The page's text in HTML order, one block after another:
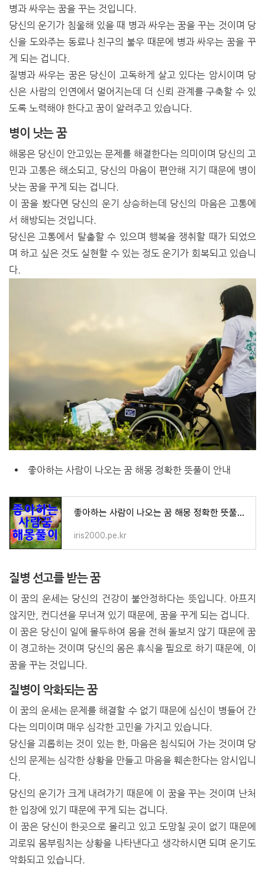
병과 싸우는 꿈을 꾸는 것입니다.
당신의 운기가 침울해 있을 때 병과 싸우는 꿈을 꾸는 것이며 당
신을 도와주는 동료나 친구의 불우 때문에 병과 싸우는 꿈을 꾸
게 되는 겁니다.
질병과 싸우는 꿈은 당신이 고독하게 살고 있다는 암시이며 당
신은 사람의 인연에서 멀어지는데 더 신뢰 관계를 구축할 수 있
도록 노력해야 한다고 꿈이 알려주고 있습니다.
병이 낫는 꿈
해몽은 당신이 안고있는 문제를 해결한다는 의미이며 당신의 고
민과 고통은 해소되고, 당신의 마음이 편안해 지기 때문에 병이
낫는 꿈을 꾸게 되는 겁니다.
이 꿈을 봤다면 당신의 운기 상승하는데 당신의 마음은 고통에
서 해방되는 것입니다.
당신은 고통에서 탈출할 수 있으며 행복을 쟁취할 때가 되었으
며 하고 싶은 것도 실현할 수 있는 정도 운기가 회복되고 있습니
다.
좋아하는 사람이 나오는 꿈 해몽 정확한 뜻풀이 안내
좋아하는 사람이 나오는 꿈 해몽 정확한 뜻풀이 안내
iris2000.pe.kr
질병 선고를 받는 꿈
이 꿈의 운세는 당신의 건강이 불안정하다는 뜻입니다. 아프지
않지만, 컨디션을 무너져 있기 때문에, 꿈을 꾸게 되는 겁니다.
이 꿈은 당신이 일에 몰두하여 몸을 전혀 돌보지 않기 때문에 꿈
이 경고하는 것이며 당신의 몸은 휴식을 필요로 하기 때문에, 이
꿈을 꾸는 것입니다.
질병이 악화되는 꿈
이 꿈의 운세는 문제를 해결할 수 없기 때문에 심신이 병들어 간
다는 의미이며 매우 심각한 고민을 가지고 있습니다.
당신을 괴롭히는 것이 있는 한, 마음은 침식되어 가는 것이며 당
신의 문제는 심각한 상황을 만들고 마음을 훼손한다는 암시입니
다.
당신의 운기가 크게 내려가기 때문에 이 꿈을 꾸는 것이며 난처
한 입장에 있기 때문에 꾸게 되는 겁니다.
이 꿈은 당신이 한곳으로 몰리고 있고 도망칠 곳이 없기 때문에
괴로워 몸부림치는 상황을 나타낸다고 생각하시면 되며 운기도
악화되고 있습니다.